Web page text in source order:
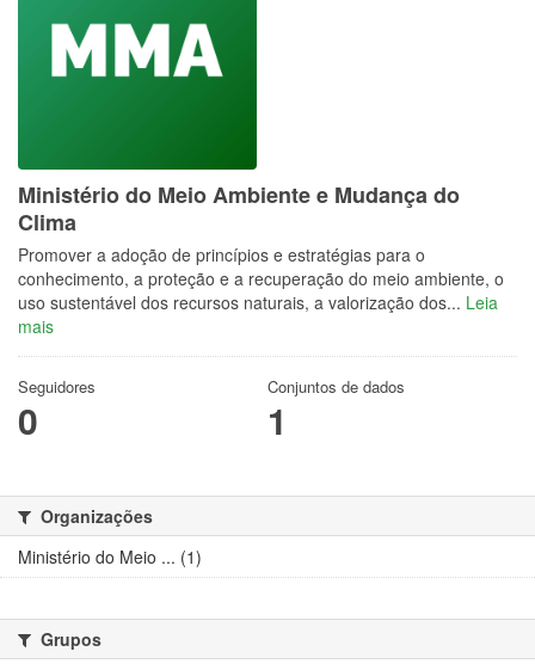
Ministério do Meio Ambiente e Mudança do
Clima
Promover a adoção de princípios e estratégias para o
conhecimento, a proteção e a recuperação do meio ambiente, o
uso sustentável dos recursos naturais, a valorização dos... Leia
mais
Seguidores
0
Conjuntos de dados
1
Organizações
Ministério do Meio ... (1)
Grupos